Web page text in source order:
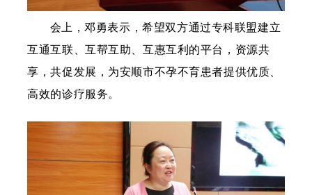
会上，邓勇表示，希望双方通过专科联盟建立
互通互联、互帮互助、互惠互利的平台，资源共
享，共促发展，为安顺市不孕不育患者提供优质、
高效的诊疗服务。